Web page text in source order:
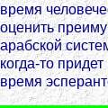
время
оценить
арабской
когда-то придет
время